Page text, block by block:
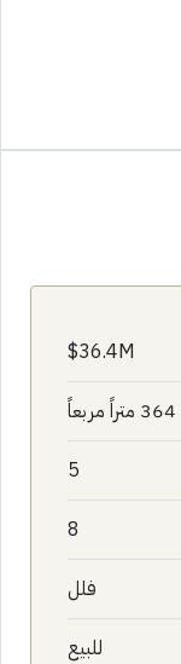
36.4M$
364 متراً مربعاً
5
8
فلل
للبيع